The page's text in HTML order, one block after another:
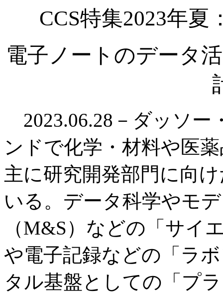
CCS特集2023年
電子ノートのデータ
2023.06.28－ダッソー
ンドで化学・材料や医
主に研究開発部門に向
いる。データ科学やモ
（M&S）などの「サイ
や電子記録などの「ラ
タル基盤としての「プ